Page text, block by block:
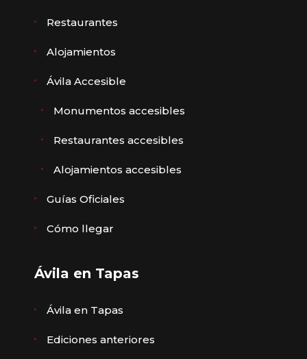
Restaurantes
Alojamientos
Ávila Accesible
Monumentos accesibles
Restaurantes accesibles
Alojamientos accesibles
Guías Oficiales
Cómo llegar
Ávila en Tapas
Ávila en Tapas
Ediciones anteriores